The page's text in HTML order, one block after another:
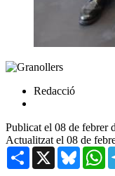
Redacció
Publicat el 08 de febrer
Actualitzat el 08 de
Share X Bluesky